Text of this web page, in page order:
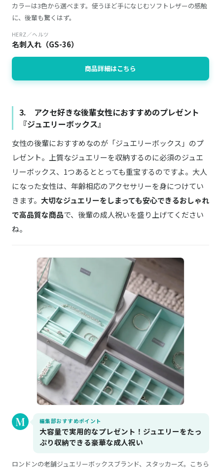
カラーは3色から選べます。使うほど手になじむソフトレザーの感触
に、後輩も驚くはず。
HERZ／ヘルツ
名刺入れ（GS-36）
商品詳細はこちら
3. アクセ好きな後輩女性におすすめのプレゼント
『ジュエリーボックス』
女性の後輩におすすめなのが「ジュエリーボックス」のプ
レゼント。上質なジュエリーを収納するのに必須のジュエ
リーボックス、1つあるととっても重宝するのですよ。大人
になった女性は、年齢相応のアクセサリーを身につけてい
きます。 大切なジュエリーをしまっても安心できるおしゃれ
で高品質な商品で、後輩の成人祝いを盛り上げてください
ね。
編集部おすすめポイント
大容量で実用的なプレゼント！ジュエリーをたっ
ぷり収納できる豪華な成人祝い
ロンドンの老舗ジュエリーボックスブランド、スタッカーズ。こちら